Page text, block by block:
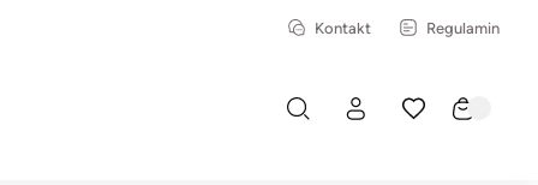
Kontakt Regulamin